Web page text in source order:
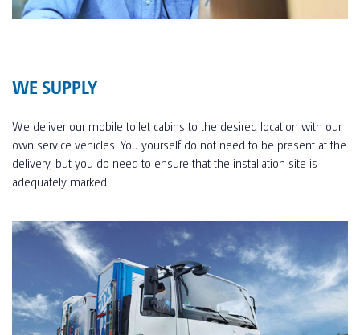
WE SUPPLY
We deliver our mobile toilet cabins to the desired location with our
own service vehicles. You yourself do not need to be present at the
delivery, but you do need to ensure that the installation site is
adequately marked.